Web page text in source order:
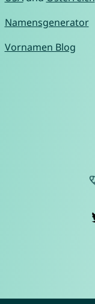
Namensgenerator
Vornamen Blog